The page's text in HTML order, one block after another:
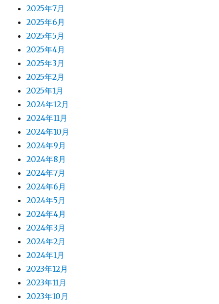
2025年7月
2025年6月
2025年5月
2025年4月
2025年3月
2025年2月
2025年1月
2024年12月
2024年11月
2024年10月
2024年9月
2024年8月
2024年7月
2024年6月
2024年5月
2024年4月
2024年3月
2024年2月
2024年1月
2023年12月
2023年11月
2023年10月